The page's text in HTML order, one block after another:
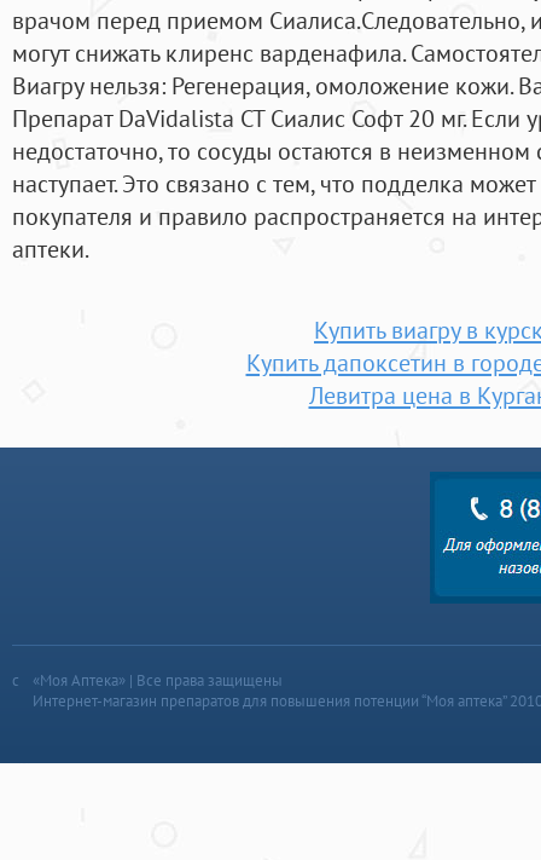
врачом перед приемом Сиалиса.Cледовательно,
могут снижать клиренс варденафила.
Виагру нельзя: Регенерация, омоложение кожи.
Препарат DaVidalista CT Сиалис Софт 20 мг.
недостаточно, то сосуды остаются в
наступает. Это связано с тем, что подделка
покупателя и правило распространяется на
аптеки.
Купить виагру в
Купить дапоксетин в
Левитра цена в
«Моя Аптека» | Все права защищены
Интернет-магазин препаратов для повышения потенции “Моя аптека”